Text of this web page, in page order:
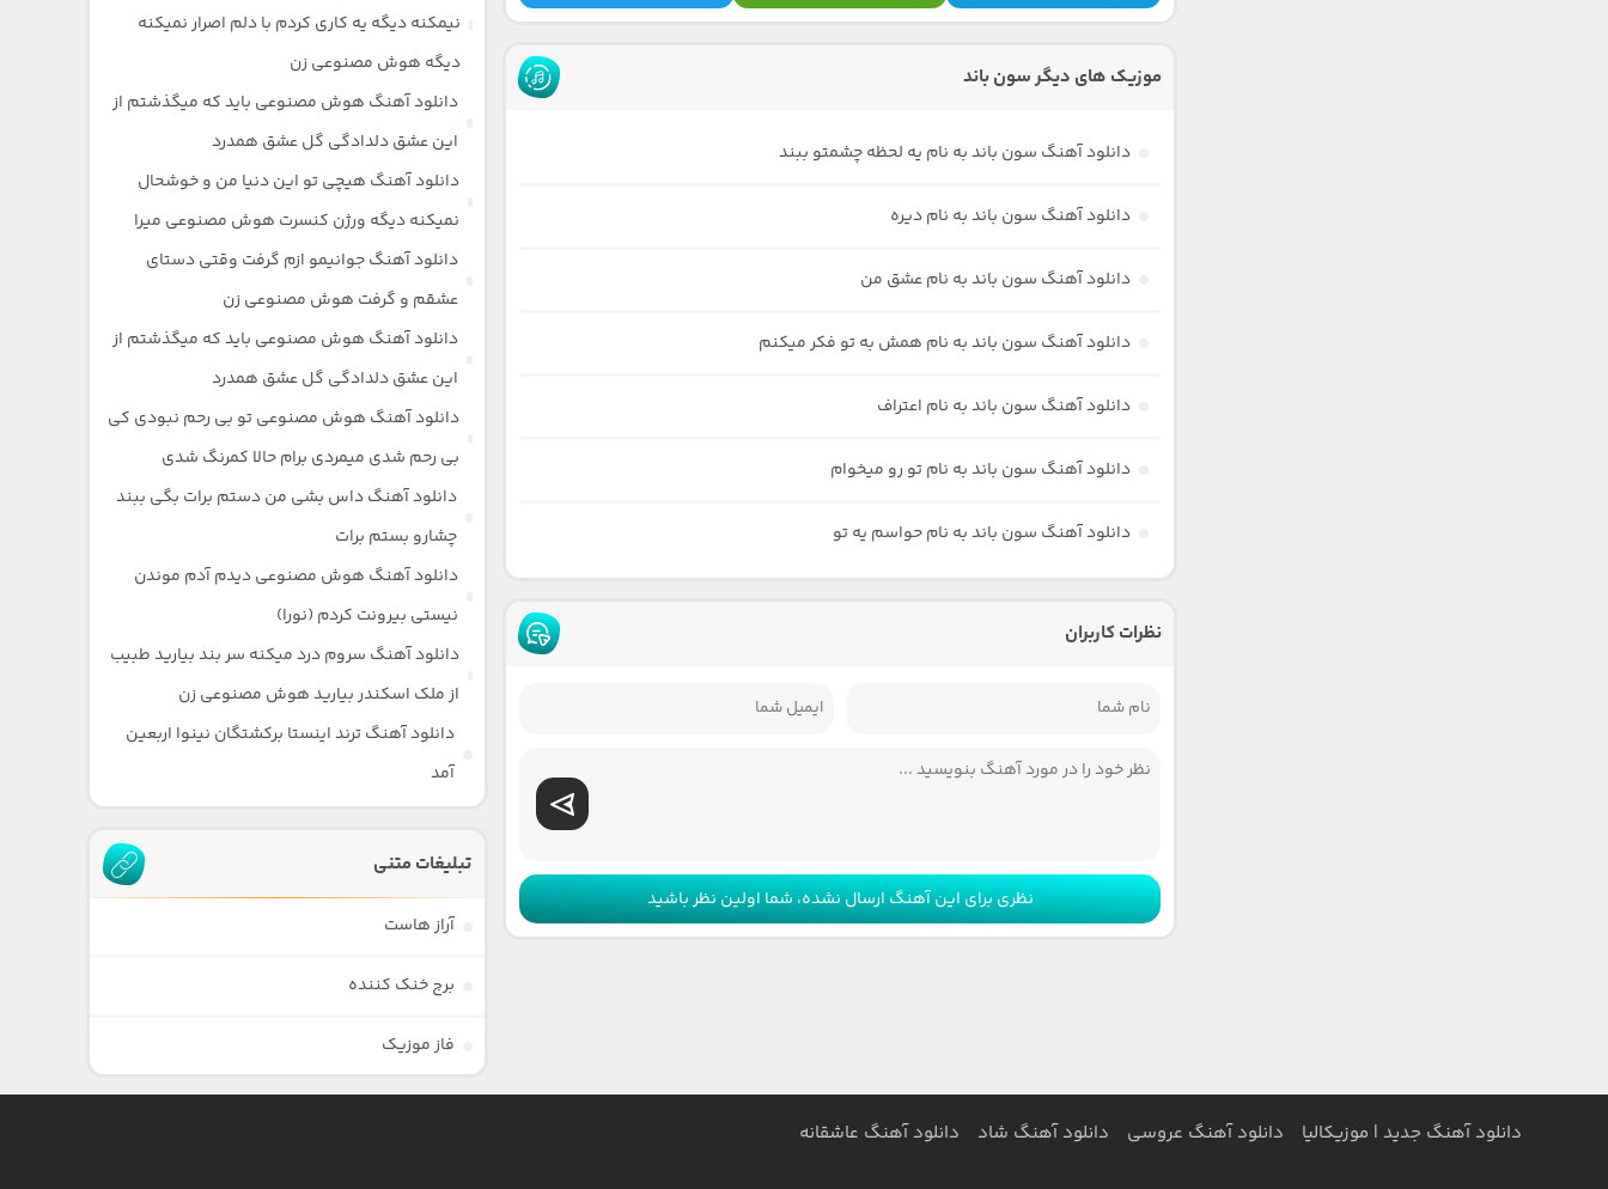
موزیک های دیگر سون باند
دانلود آهنگ سون باند به نام یه لحظه چشمتو ببند
دانلود آهنگ سون باند به نام دیره
دانلود آهنگ سون باند به نام عشق من
دانلود آهنگ سون باند به نام همش به تو فکر میکنم
دانلود آهنگ سون باند به نام اعتراف
دانلود آهنگ سون باند به نام تو رو میخوام
دانلود آهنگ سون باند به نام حواسم یه تو
نظرات کاربران
نظری برای این آهنگ ارسال نشده، شما اولین نظر باشید
نیمکنه دیگه یه کاری کردم با دلم اصرار نمیکنه
دیگه هوش مصنوعی زن
دانلود آهنگ هوش مصنوعی باید که میگذشتم از
این عشق دلدادگی گل عشق همدرد
دانلود آهنگ هیچی تو این دنیا من و خوشحال
نمیکنه دیگه ورژن کنسرت هوش مصنوعی میرا
دانلود آهنگ جوانیمو ازم گرفت وقتی دستای
عشقم و گرفت هوش مصنوعی زن
دانلود آهنگ هوش مصنوعی باید که میگذشتم از
این عشق دلدادگی گل عشق همدرد
دانلود آهنگ هوش مصنوعی تو بی رحم نبودی کی
بی رحم شدی میمردی برام حالا کمرنگ شدی
دانلود آهنگ داس بشی من دستم برات بگی ببند
چشارو بستم برات
دانلود آهنگ هوش مصنوعی دیدم آدم موندن
نیستی بیرونت کردم (نورا)
دانلود آهنگ سروم درد میکنه سر بند بیارید طبیب
از ملک اسکندر بیارید هوش مصنوعی زن
دانلود آهنگ ترند اینستا برکشتگان نینوا اربعین
آمد
تبلیغات متنی
آراز هاست
برج خنک کننده
فاز موزیک
دانلود آهنگ جدید | موزیکالیا دانلود آهنگ عروسی دانلود آهنگ شاد دانلود آهنگ عاشقانه